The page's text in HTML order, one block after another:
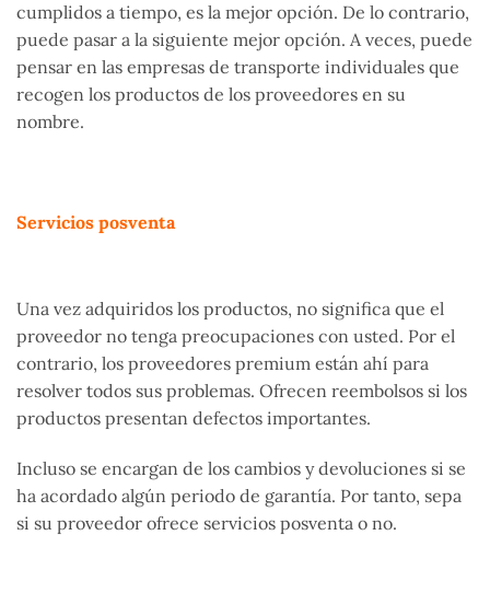
cumplidos a tiempo, es la mejor opción. De lo contrario,
puede pasar a la siguiente mejor opción. A veces, puede
pensar en las empresas de transporte individuales que
recogen los productos de los proveedores en su
nombre.
Servicios posventa
Una vez adquiridos los productos, no significa que el
proveedor no tenga preocupaciones con usted. Por el
contrario, los proveedores premium están ahí para
resolver todos sus problemas. Ofrecen reembolsos si los
productos presentan defectos importantes.
Incluso se encargan de los cambios y devoluciones si se
ha acordado algún periodo de garantía. Por tanto, sepa
si su proveedor ofrece servicios posventa o no.